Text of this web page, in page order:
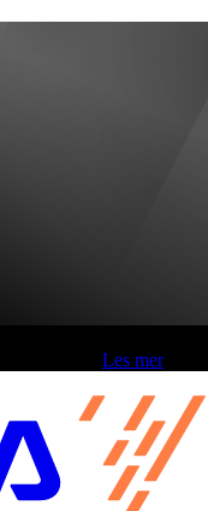
Les mer